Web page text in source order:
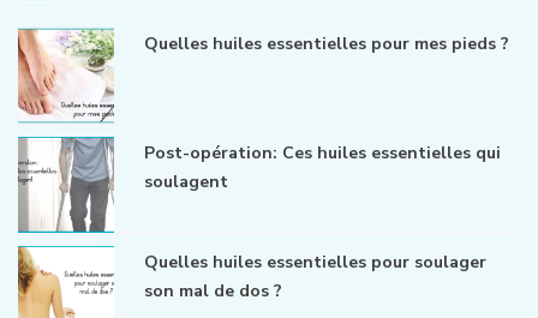
Quelles huiles essentielles pour mes pieds ?
Post-opération: Ces huiles essentielles qui
soulagent
Quelles huiles essentielles pour soulager
son mal de dos ?